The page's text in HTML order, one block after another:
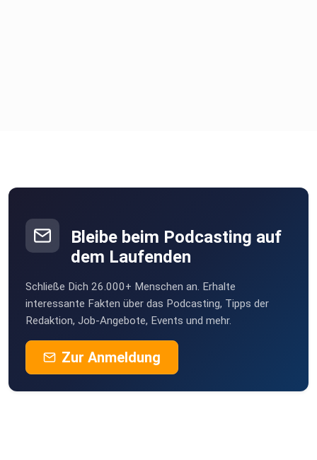
Bleibe beim Podcasting auf
dem Laufenden
Schließe Dich 26.000+ Menschen an. Erhalte
interessante Fakten über das Podcasting, Tipps der
Redaktion, Job-Angebote, Events und mehr.
Zur Anmeldung